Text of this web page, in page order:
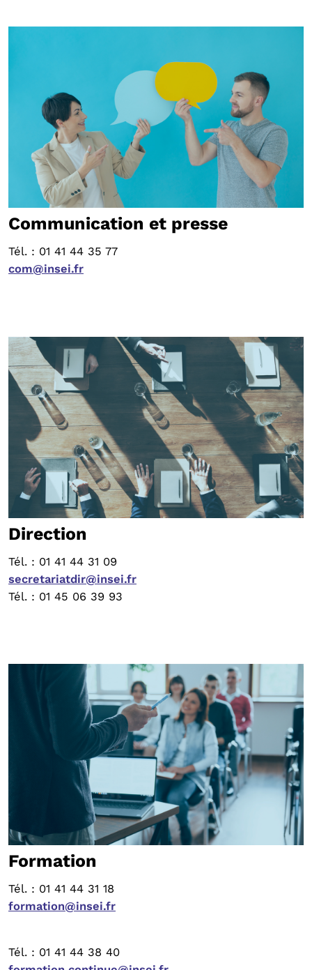
Communication et presse
Tél. : 01 41 44 35 77
com@insei.fr
Direction
Tél. : 01 41 44 31 09
secretariatdir@insei.fr
Tél. : 01 45 06 39 93
Formation
Tél. : 01 41 44 31 18
formation@insei.fr
Tél. : 01 41 44 38 40